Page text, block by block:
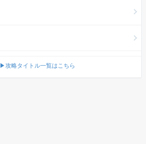
▶攻略タイトル一覧はこちら